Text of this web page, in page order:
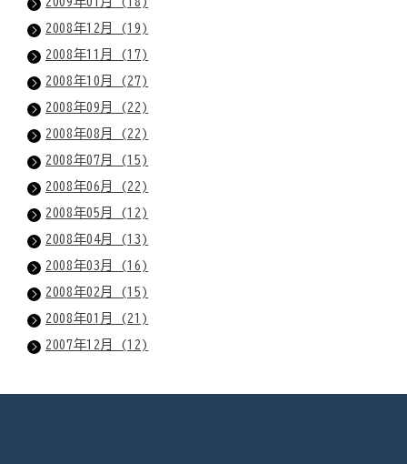
2008年12月 (19)
2008年11月 (17)
2008年10月 (27)
2008年09月 (22)
2008年08月 (22)
2008年07月 (15)
2008年06月 (22)
2008年05月 (12)
2008年04月 (13)
2008年03月 (16)
2008年02月 (15)
2008年01月 (21)
2007年12月 (12)